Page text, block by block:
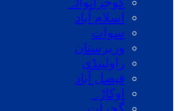
اسلام آباد
سوات
وزیرستان
راولپنڈی
فیصل آباد
اوکاڑہ